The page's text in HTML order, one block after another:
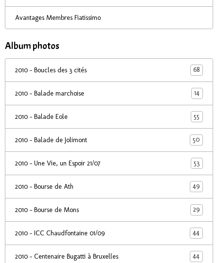
Avantages Membres Fiatissimo
Album photos
2010 - Boucles des 3 cités 68
2010 - Balade marchoise 14
2010 - Balade Eole 55
2010 - Balade de Jolimont 50
2010 - Une Vie, un Espoir 21/07 53
2010 - Bourse de Ath 49
2010 - Bourse de Mons 29
2010 - ICC Chaudfontaine 01/09 44
2010 - Centenaire Bugatti à Bruxelles 44